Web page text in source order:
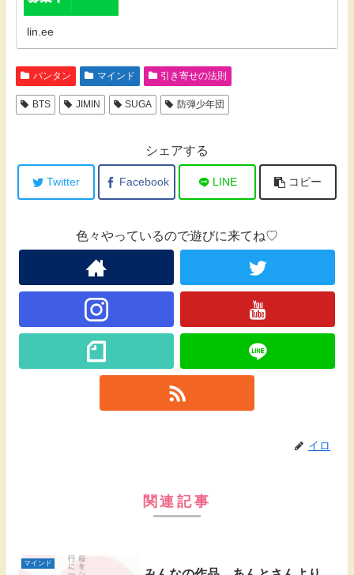
lin.ee
バンタン マインド 引き寄せの法則
BTS JIMIN SUGA 防弾少年団
シェアする
Twitter Facebook LINE コピー
色々やっているので遊びに来てね♡
イロ
関連記事
マインド